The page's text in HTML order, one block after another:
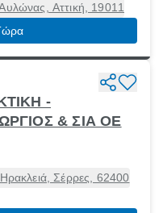
Αττική, 19011
-
& ΣΙΑ ΟΕ
Σέρρες, 62400